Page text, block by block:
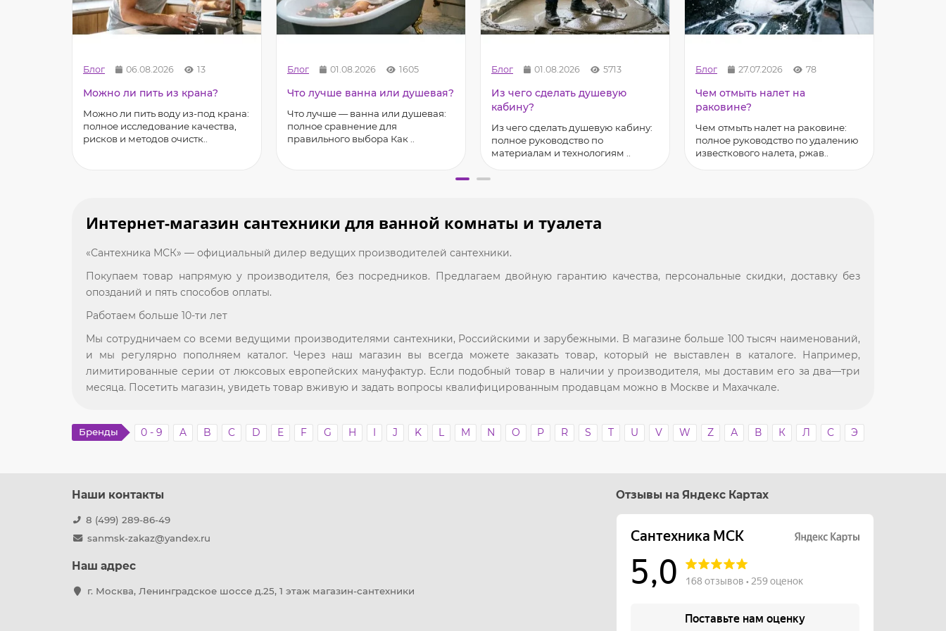
Блог 06.08.2026 13
Можно ли пить из крана?
Можно ли пить воду из-под крана:
полное исследование качества,
рисков и методов очистк..
Блог 01.08.2026 1605
Что лучше ванна или душевая?
Что лучше — ванна или душевая:
полное сравнение для
правильного выбора Как ..
Блог 01.08.2026 5713
Из чего сделать душевую
кабину?
Из чего сделать душевую кабину:
полное руководство по
материалам и технологиям ..
Блог 27.07.2026 78
Чем отмыть налет на
раковине?
Чем отмыть налет на раковине:
полное руководство по удалению
известкового налета, ржав..
Интернет-магазин сантехники для ванной комнаты и туалета
«Сантехника МСК» — официальный дилер ведущих производителей сантехники.
Покупаем товар напрямую у производителя, без посредников. Предлагаем двойную гарантию качества, персональные скидки, доставку без
опозданий и пять способов оплаты.
Работаем больше 10-ти лет
Мы сотрудничаем со всеми ведущими производителями сантехники, Российскими и зарубежными. В магазине больше 100 тысяч наименований,
и мы регулярно пополняем каталог. Через наш магазин вы всегда можете заказать товар, который не выставлен в каталоге. Например,
лимитированные серии от люксовых европейских мануфактур. Если подобный товар в наличии у производителя, мы доставим его за два—три
месяца. Посетить магазин, увидеть товар вживую и задать вопросы квалифицированным продавцам можно в Москве и Махачкале.
Бренды 0 - 9 A B C D E F G H I J K L M N O P R S T U V W Z А В К Л С Э
Наши контакты
8 (499) 289-86-49
sanmsk-zakaz@yandex.ru
Наш адрес
г. Москва, Ленинградское шоссе д.25, 1 этаж магазин-сантехники
Отзывы на Яндекс Картах